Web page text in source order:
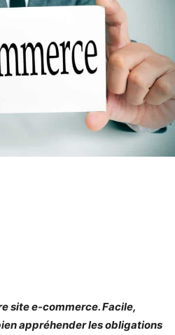
site e-commerce. Facile,
appréhender les obligations